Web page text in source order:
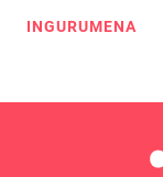
INGURUMENA